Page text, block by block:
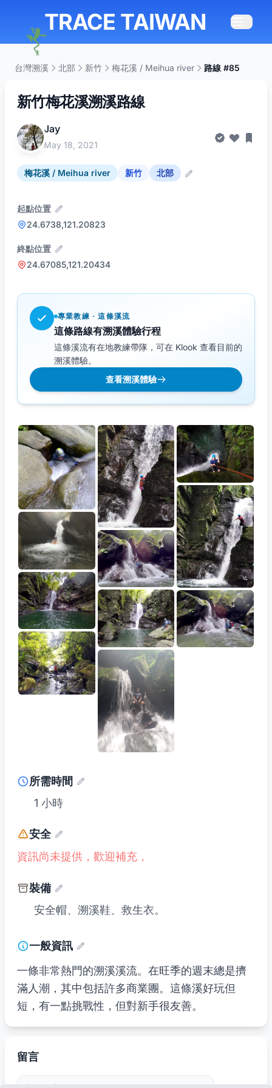
TRACE TAIWAN
台灣溯溪 北部 新竹 梅花溪 / Meihua river 路線 #85
新竹梅花溪溯溪路線
Jay
May 18, 2021
梅花溪 / Meihua river 新竹 北部
起點位置
24.6738,121.20823
終點位置
24.67085,121.20434
專業教練 · 這條溪流
這條路線有溯溪體驗行程
這條溪流有在地教練帶隊，可在 Klook 查看目前的
溯溪體驗。
查看溯溪體驗
所需時間
1 小時
安全
資訊尚未提供，歡迎補充，
裝備
安全帽、溯溪鞋、救生衣。
一般資訊
一條非常熱門的溯溪溪流。在旺季的週末總是擠
滿人潮，其中包括許多商業團。這條溪好玩但
短，有一點挑戰性，但對新手很友善。
留言